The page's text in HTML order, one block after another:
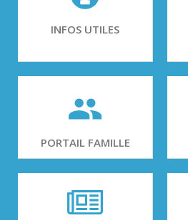
INFOS UTILES
PORTAIL FAMILLE